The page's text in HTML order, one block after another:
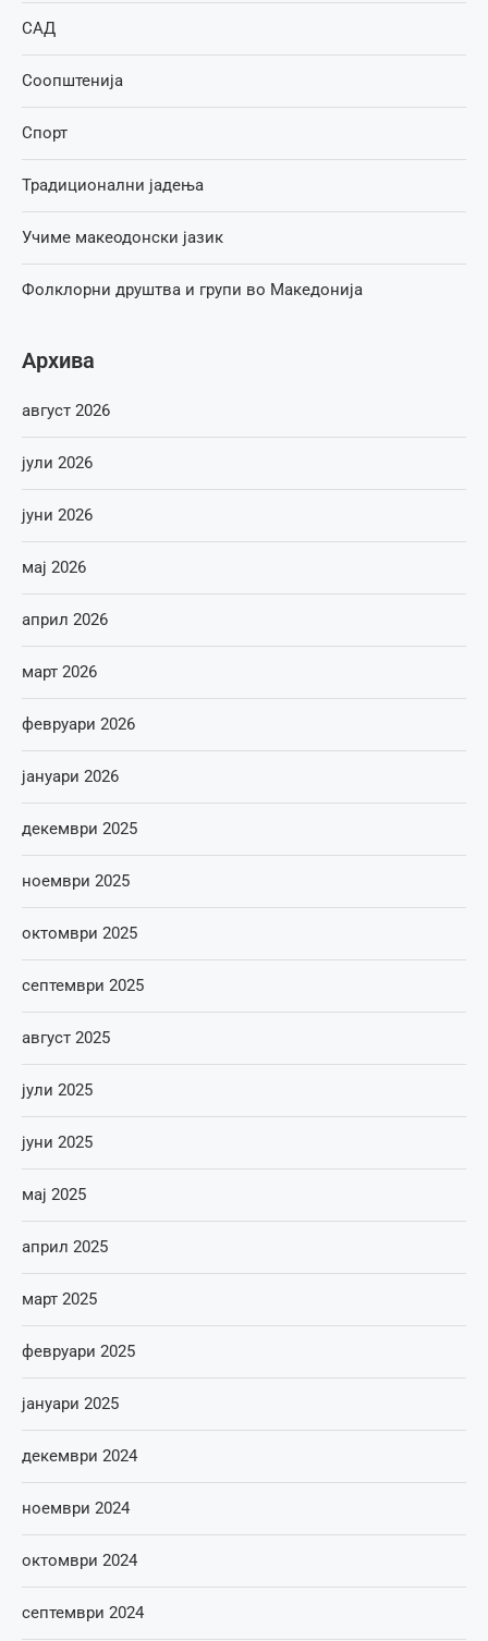
САД
Соопштенија
Спорт
Традиционални јадења
Учиме макеодонски јазик
Фолклорни друштва и групи во Македонија
Архива
август 2026
јули 2026
јуни 2026
мај 2026
април 2026
март 2026
февруари 2026
јануари 2026
декември 2025
ноември 2025
октомври 2025
септември 2025
август 2025
јули 2025
јуни 2025
мај 2025
април 2025
март 2025
февруари 2025
јануари 2025
декември 2024
ноември 2024
октомври 2024
септември 2024